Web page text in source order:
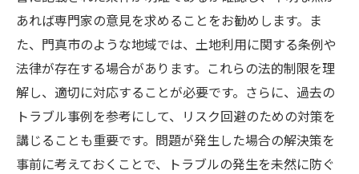
あれば専門家の意見を求めることをお勧めします。ま
た、門真市のような地域では、土地利用に関する条例や
法律が存在する場合があります。これらの法的制限を理
解し、適切に対応することが必要です。さらに、過去の
トラブル事例を参考にして、リスク回避のための対策を
講じることも重要です。問題が発生した場合の解決策を
事前に考えておくことで、トラブルの発生を未然に防ぐ